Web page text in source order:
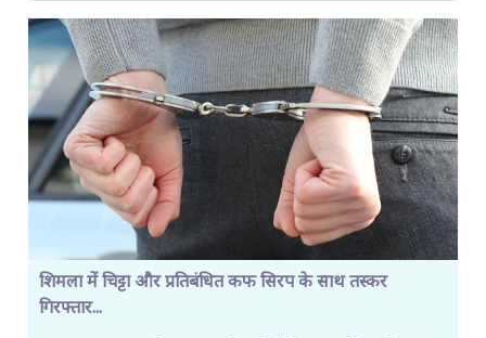
शिमला में चिट्टा और प्रतिबंधित कफ सिरप के साथ तस्कर
गिरफ्तार...